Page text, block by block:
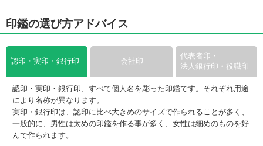
印鑑の選び方アドバイス
認印・実印・銀行印 会社印
代表者印・
法人銀行印・役職印
認印・実印・銀行印、すべて個人名を彫った印鑑です。それぞれ用途
により名称が異なります。
実印・銀行印は、認印に比べ大きめのサイズで作られることが多く、
一般的に、男性は太めの印鑑を作る事が多く、女性は細めのものを好
んで作られます。